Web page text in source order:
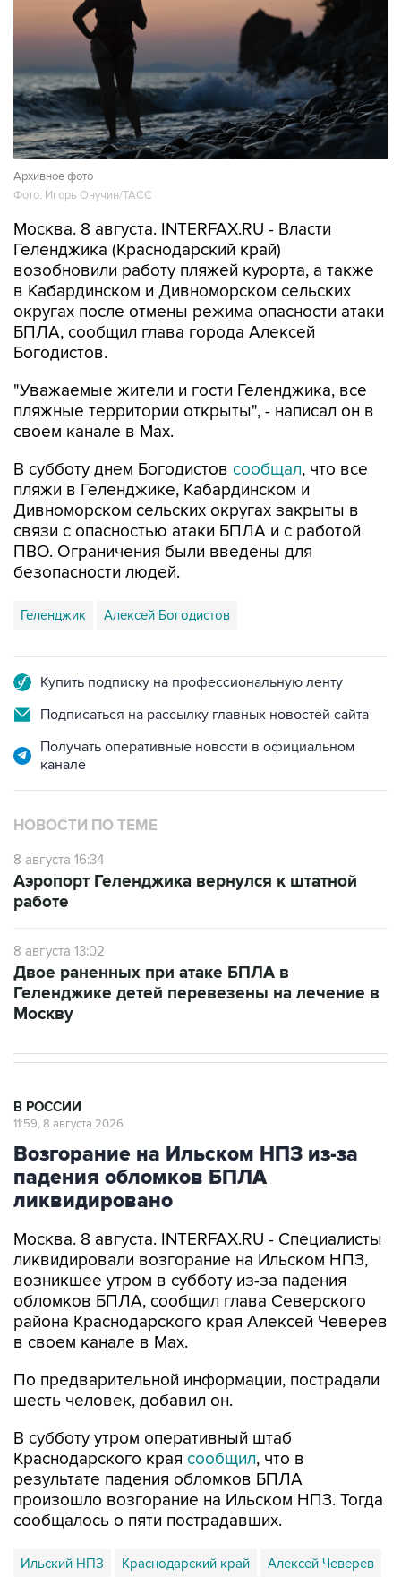
Архивное фото
Фото: Игорь Онучин/ТАСС
Москва. 8 августа. INTERFAX.RU - Власти
Геленджика (Краснодарский край)
возобновили работу пляжей курорта, а также
в Кабардинском и Дивноморском сельских
округах после отмены режима опасности атаки
БПЛА, сообщил глава города Алексей
Богодистов.
"Уважаемые жители и гости Геленджика, все
пляжные территории открыты", - написал он в
своем канале в Max.
В субботу днем Богодистов сообщал, что все
пляжи в Геленджике, Кабардинском и
Дивноморском сельских округах закрыты в
связи с опасностью атаки БПЛА и с работой
ПВО. Ограничения были введены для
безопасности людей.
Геленджик Алексей Богодистов
Купить подписку на профессиональную ленту
Подписаться на рассылку главных новостей сайта
Получать оперативные новости в официальном
канале
НОВОСТИ ПО ТЕМЕ
8 августа 16:34
Аэропорт Геленджика вернулся к штатной
работе
8 августа 13:02
Двое раненных при атаке БПЛА в
Геленджике детей перевезены на лечение в
Москву
В РОССИИ
11:59, 8 августа 2026
Возгорание на Ильском НПЗ из-за
падения обломков БПЛА
ликвидировано
Москва. 8 августа. INTERFAX.RU - Специалисты
ликвидировали возгорание на Ильском НПЗ,
возникшее утром в субботу из-за падения
обломков БПЛА, сообщил глава Северского
района Краснодарского края Алексей Чеверев
в своем канале в Max.
По предварительной информации, пострадали
шесть человек, добавил он.
В субботу утром оперативный штаб
Краснодарского края сообщил, что в
результате падения обломков БПЛА
произошло возгорание на Ильском НПЗ. Тогда
сообщалось о пяти пострадавших.
Ильский НПЗ Краснодарский край Алексей Чеверев